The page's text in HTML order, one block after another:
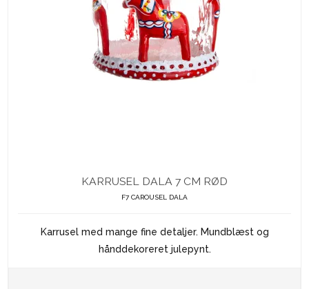
KARRUSEL DALA 7 CM RØD
F7 CAROUSEL DALA
Karrusel med mange fine detaljer. Mundblæst og
hånddekoreret julepynt.